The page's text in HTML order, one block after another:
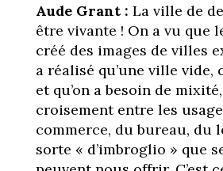
Aude Grant : La ville de
être vivante ! On a vu que
créé des images de villes
a réalisé qu’une ville vide,
et qu’on a besoin de
croisement entre les
commerce, du bureau, du
sorte « d’imbroglio » que